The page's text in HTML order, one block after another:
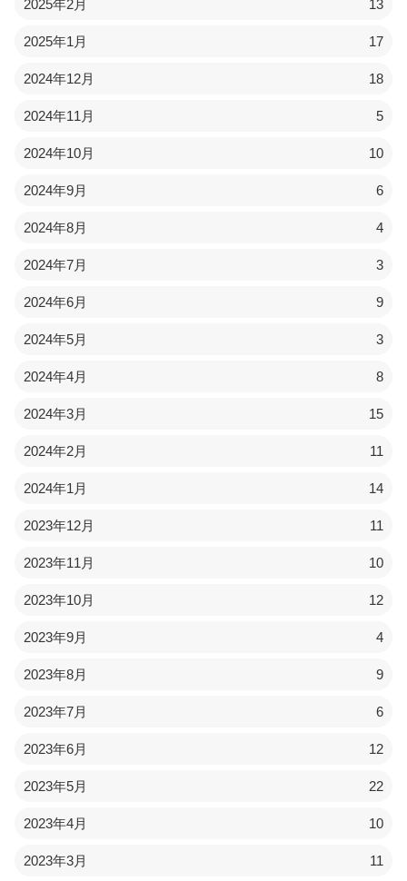
2025年2月 13
2025年1月 17
2024年12月 18
2024年11月 5
2024年10月 10
2024年9月 6
2024年8月 4
2024年7月 3
2024年6月 9
2024年5月 3
2024年4月 8
2024年3月 15
2024年2月 11
2024年1月 14
2023年12月 11
2023年11月 10
2023年10月 12
2023年9月 4
2023年8月 9
2023年7月 6
2023年6月 12
2023年5月 22
2023年4月 10
2023年3月 11